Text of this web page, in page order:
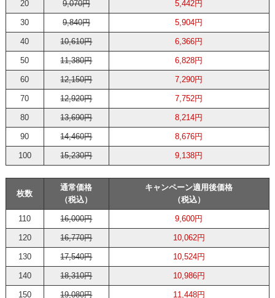
20 9,070円 5,442円
30 9,840円 5,904円
40 10,610円 6,366円
50 11,380円 6,828円
60 12,150円 7,290円
70 12,920円 7,752円
80 13,690円 8,214円
90 14,460円 8,676円
100 15,230円 9,138円
枚数
通常価格
（税込）
キャンペーン適用後価格
（税込）
110 16,000円 9,600円
120 16,770円 10,062円
130 17,540円 10,524円
140 18,310円 10,986円
150 19,080円 11,448円